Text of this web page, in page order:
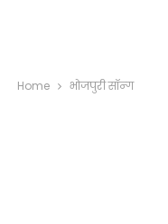
Home भोजपुरी सॉन्ग